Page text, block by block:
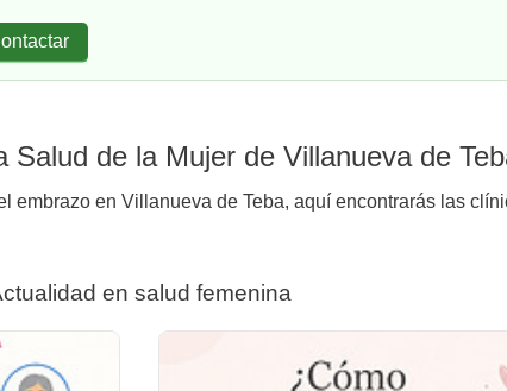
de la Mujer de Villanueva de
embrazo en Villanueva de Teba, aquí encontrarás las
en salud femenina